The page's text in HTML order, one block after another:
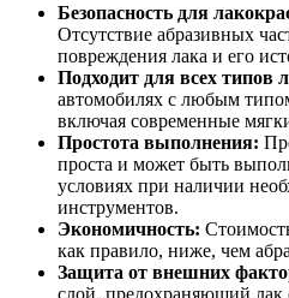
Безопасность для
Отсутствие абразивных
повреждения лака и его
Подходит для всех типов
автомобилях с любым
включая современные
Простота выполнения:
проста и может быть
условиях при наличии
инструментов.
Экономичность:
как правило, ниже, чем
Защита от внешних
слой, предохраняющий лак